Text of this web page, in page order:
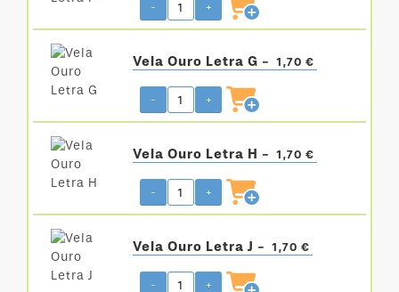
- +
Vela Ouro Letra G - 1,70 €
- +
Vela Ouro Letra H - 1,70 €
- +
Vela Ouro Letra J - 1,70 €
- +